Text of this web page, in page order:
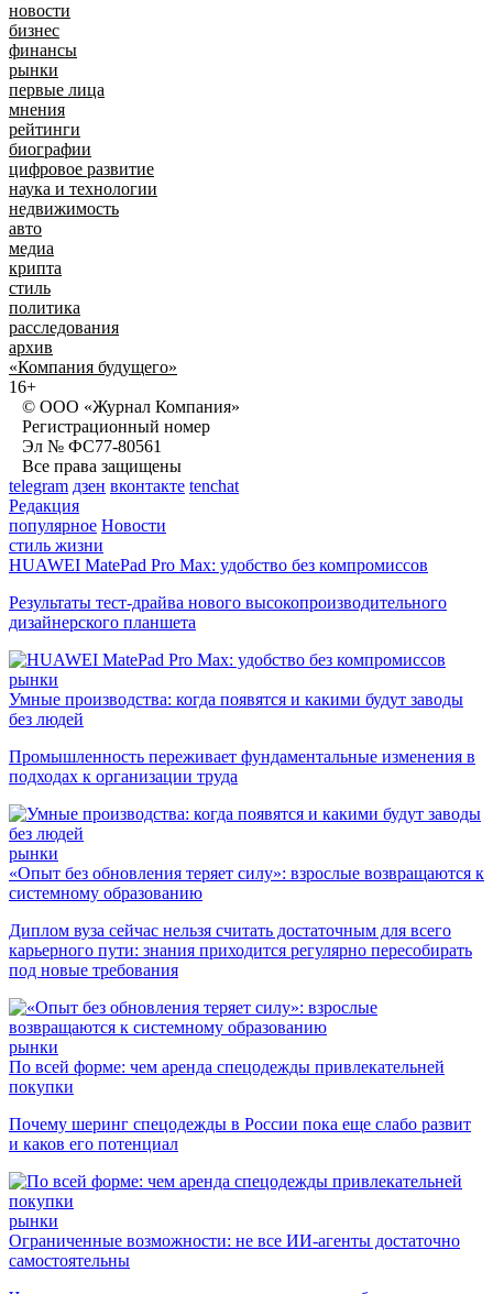
новости
бизнес
финансы
рынки
первые лица
мнения
рейтинги
биографии
цифровое развитие
наука и технологии
недвижимость
авто
медиа
крипта
стиль
политика
расследования
архив
«Компания будущего»
16+
© ООО «Журнал Компания»
Регистрационный номер
Эл № ФС77-80561
Все права защищены
telegram дзен вконтакте tenchat
Редакция
популярное Новости
стиль жизни
HUAWEI MatePad Pro Max: удобство без компромиссов
Результаты тест-драйва нового высокопроизводительного
дизайнерского планшета
рынки
Умные производства: когда появятся и какими будут заводы
без людей
Промышленность переживает фундаментальные изменения в
подходах к организации труда
рынки
«Опыт без обновления теряет силу»: взрослые возвращаются к
системному образованию
Диплом вуза сейчас нельзя считать достаточным для всего
карьерного пути: знания приходится регулярно пересобирать
под новые требования
рынки
По всей форме: чем аренда спецодежды привлекательней
покупки
Почему шеринг спецодежды в России пока еще слабо развит
и каков его потенциал
рынки
Ограниченные возможности: не все ИИ-агенты достаточно
самостоятельны